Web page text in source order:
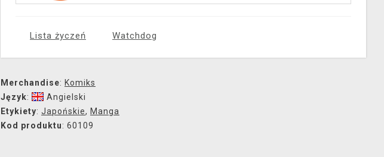
Lista życzeń Watchdog
Merchandise: Komiks
Język:
Angielski
Etykiety: Japońskie, Manga
Kod produktu: 60109